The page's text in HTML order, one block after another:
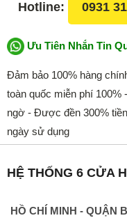
Hotline: 0931
Ưu Tiên Nhắn Tin
Đảm bảo 100% hàng
toàn quốc miễn phí
ngờ - Được đền 300%
ngày sử dụng
HỆ THỐNG 6 CỬA
HỒ CHÍ MINH - QUẬN